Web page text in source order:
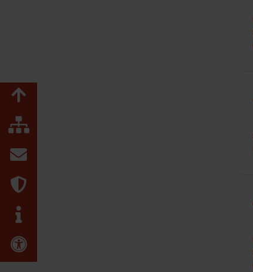
Zum Seitenanfang
Inhaltsübersicht
Kontakt
Erklärung zur Barrierefreiheit